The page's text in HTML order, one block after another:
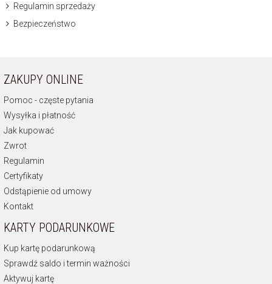
Regulamin sprzedaży
Bezpieczeństwo
ZAKUPY ONLINE
Pomoc - częste pytania
Wysyłka i płatność
Jak kupować
Zwrot
Regulamin
Certyfikaty
Odstąpienie od umowy
Kontakt
KARTY PODARUNKOWE
Kup kartę podarunkową
Sprawdź saldo i termin ważności
Aktywuj kartę